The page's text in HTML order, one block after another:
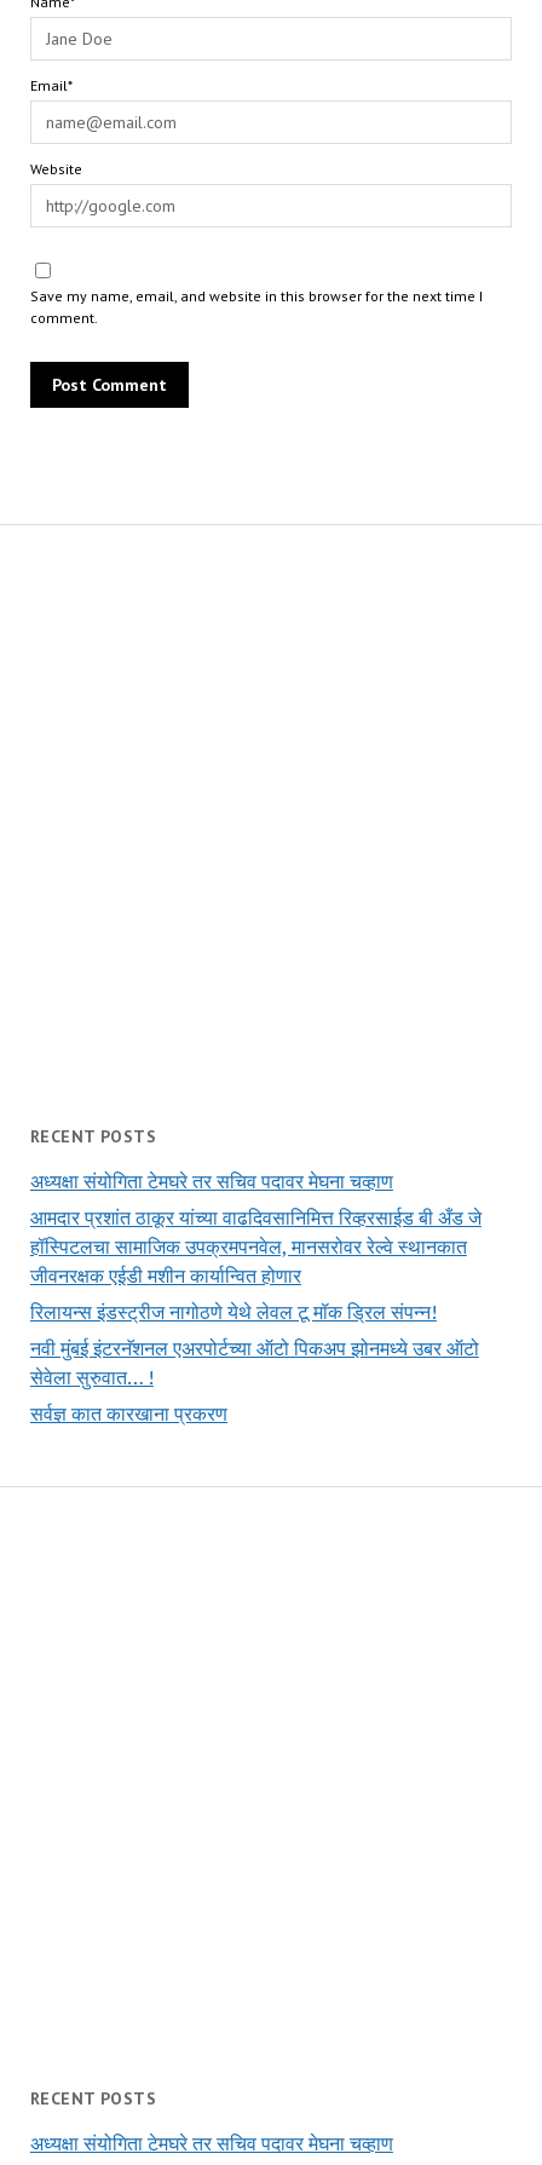
RECENT POSTS
अध्यक्षा संयोगिता टेमघरे तर सचिव पदावर मेघना चव्हाण
आमदार प्रशांत ठाकूर यांच्या वाढदिवसानिमित्त रिव्हरसाईड बी अँड जे
हॉस्पिटलचा सामाजिक उपक्रमपनवेल, मानसरोवर रेल्वे स्थानकात
जीवनरक्षक एईडी मशीन कार्यान्वित होणार
रिलायन्स इंडस्ट्रीज नागोठणे येथे लेवल टू मॉक ड्रिल संपन्न!
नवी मुंबई इंटरनॅशनल एअरपोर्टच्या ऑटो पिकअप झोनमध्ये उबर ऑटो
सेवेला सुरुवात… !
सर्वज्ञ कात कारखाना प्रकरण
Email*
Website
Save my name, email, and website in this browser for the next time I
comment.
RECENT POSTS
अध्यक्षा संयोगिता टेमघरे तर सचिव पदावर मेघना चव्हाण